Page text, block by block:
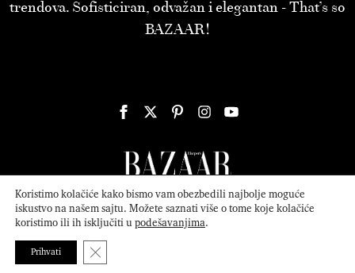
trendova. Sofisticiran, odvažan i elegantan - That’s so
BAZAAR!
© 2026ATTICA MEDIASerbia, Inc. All Rights Reserved.
Koristimo kolačiće kako bismo vam obezbedili najbolje moguće
iskustvo na našem sajtu. Možete saznati više o tome koje kolačiće
koristimo ili ih isključiti upodešavanjima.
Prihvati Close GDPR Cookie Banner